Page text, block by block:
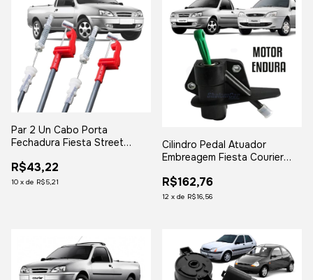
Par 2 Un Cabo Porta
Fechadura Fiesta Street
R$43,22
10 x de R$5,21
Cilindro Pedal Atuador
Embreagem Fiesta Courier
R$162,76
12 x de R$16,56